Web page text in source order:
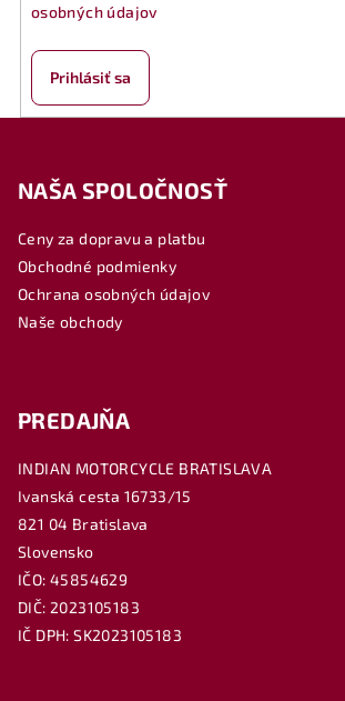
osobných údajov
Prihlásiť sa
NAŠA SPOLOČNOSŤ
Ceny za dopravu a platbu
Obchodné podmienky
Ochrana osobných údajov
Naše obchody
PREDAJŇA
INDIAN MOTORCYCLE BRATISLAVA
Ivanská cesta 16733/15
821 04 Bratislava
Slovensko
IČO: 45854629
DIČ: 2023105183
IČ DPH: SK2023105183